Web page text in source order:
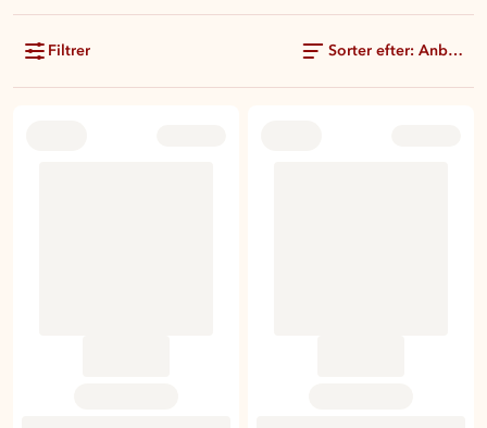
Filtrer Sorter efter: